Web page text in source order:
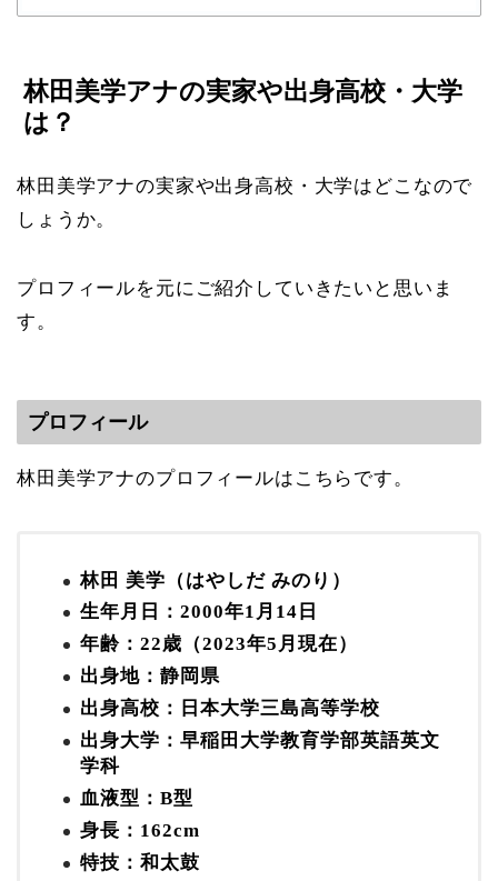
林田美学アナの実家や出身高校・大学
は？
林田美学アナの実家や出身高校・大学はどこなので
しょうか。
プロフィールを元にご紹介していきたいと思いま
す。
プロフィール
林田美学アナのプロフィールはこちらです。
林田 美学（はやしだ みのり）
生年月日：2000年1月14日
年齢：22歳（2023年5月現在）
出身地：静岡県
出身高校：日本大学三島高等学校
出身大学：早稲田大学教育学部英語英文
学科
血液型：B型
身長：162cm
特技：和太鼓